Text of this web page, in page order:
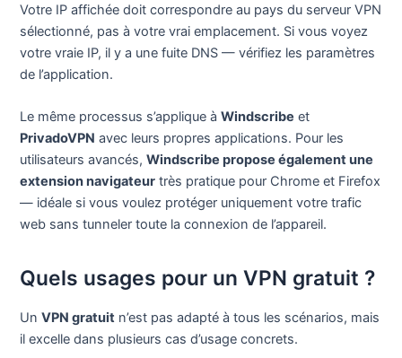
Votre IP affichée doit correspondre au pays du serveur VPN
sélectionné, pas à votre vrai emplacement. Si vous voyez
votre vraie IP, il y a une fuite DNS — vérifiez les paramètres
de l’application.
Le même processus s’applique àWindscribe et
PrivadoVPN avec leurs propres applications. Pour les
utilisateurs avancés,Windscribe propose également une
extension navigateur très pratique pour Chrome et Firefox
— idéale si vous voulez protéger uniquement votre trafic
web sans tunneler toute la connexion de l’appareil.
Quels usages pour un VPN gratuit ?
UnVPN gratuit n’est pas adapté à tous les scénarios, mais
il excelle dans plusieurs cas d’usage concrets.